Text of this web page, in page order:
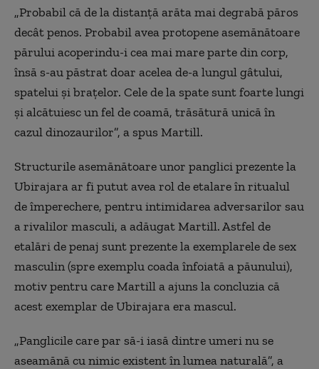
„Probabil că de la distanţă arăta mai degrabă păros
decât penos. Probabil avea protopene asemănătoare
părului acoperindu-i cea mai mare parte din corp,
însă s-au păstrat doar acelea de-a lungul gâtului,
spatelui şi braţelor. Cele de la spate sunt foarte lungi
şi alcătuiesc un fel de coamă, trăsătură unică în
cazul dinozaurilor”, a spus Martill.
Structurile asemănătoare unor panglici prezente la
Ubirajara ar fi putut avea rol de etalare în ritualul
de împerechere, pentru intimidarea adversarilor sau
a rivalilor masculi, a adăugat Martill. Astfel de
etalări de penaj sunt prezente la exemplarele de sex
masculin (spre exemplu coada înfoiată a păunului),
motiv pentru care Martill a ajuns la concluzia că
acest exemplar de Ubirajara era mascul.
„Panglicile care par să-i iasă dintre umeri nu se
aseamănă cu nimic existent în lumea naturală”, a